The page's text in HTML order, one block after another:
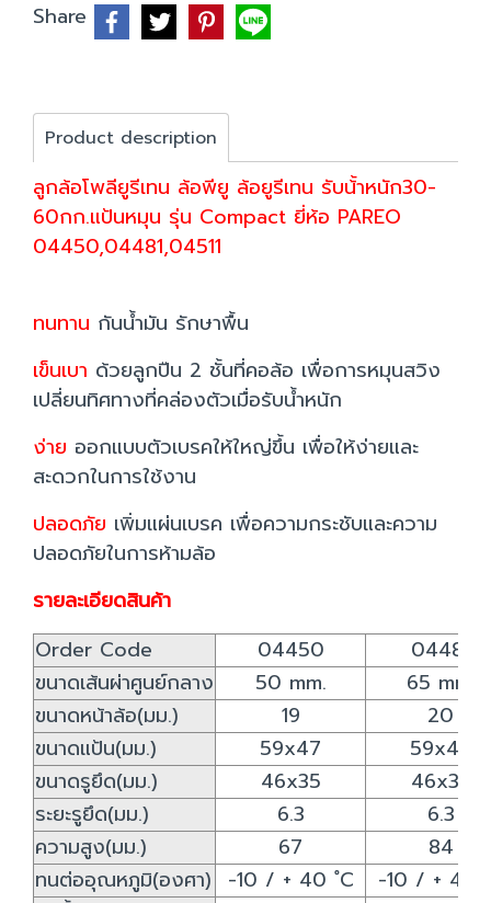
Share
Product description
ลูกล้อโพลียูรีเทน ล้อพียู ล้อยูรีเทน รับน้้าหนัก30-
60กก.แป้นหมุน รุ่น Compact ยี่ห้อ PAREO
04450,04481,04511
ทนทาน กันน้ำมัน รักษาพื้น
เข็นเบา ด้วยลูกปืน 2 ชั้นที่คอล้อ เพื่อการหมุนสวิง
เปลี่ยนทิศทางที่คล่องตัวเมื่อรับน้ำหนัก
ง่าย ออกแบบตัวเบรคให้ใหญ่ขึ้น เพื่อให้ง่ายและ
สะดวกในการใช้งาน
ปลอดภัย เพิ่มแผ่นเบรค เพื่อความกระชับและความ
ปลอดภัยในการห้ามล้อ
รายละเอียดสินค้า
Order Code
04450
04481
ขนาดเส้นผ่าศูนย์กลาง
50 mm.
65 mm.
ขนาดหน้าล้อ(มม.)
19
20
ขนาดแป้น(มม.)
59x47
59x47
ขนาดรูยึด(มม.)
46x35
46x35
ระยะรูยึด(มม.)
6.3
6.3
ความสูง(มม.)
67
84
ทนต่ออุณหภูมิ(องศา)
-10 / + 40 ํC
-10 / + 40